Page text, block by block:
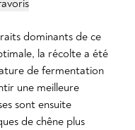
dominants de ce
la récolte a été
de fermentation
une meilleure
sont ensuite
de chêne plus